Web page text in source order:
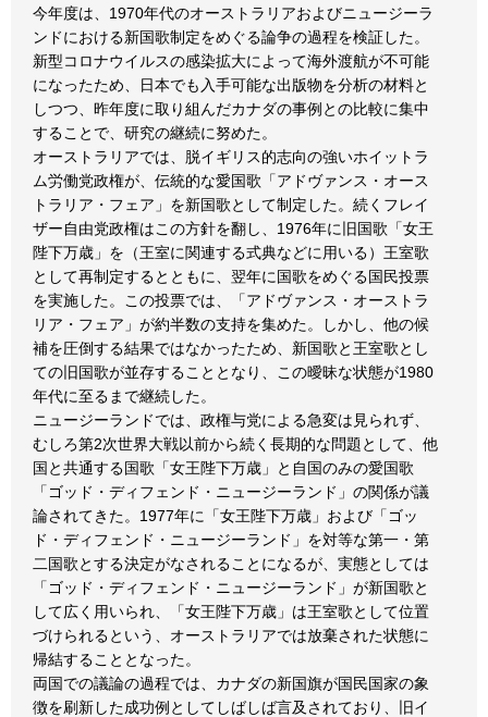
今年度は、1970年代のオーストラリアおよびニュージーラ
ンドにおける新国歌制定をめぐる論争の過程を検証した。
新型コロナウイルスの感染拡大によって海外渡航が不可能
になったため、日本でも入手可能な出版物を分析の材料と
しつつ、昨年度に取り組んだカナダの事例との比較に集中
することで、研究の継続に努めた。
オーストラリアでは、脱イギリス的志向の強いホイットラ
ム労働党政権が、伝統的な愛国歌「アドヴァンス・オース
トラリア・フェア」を新国歌として制定した。続くフレイ
ザー自由党政権はこの方針を翻し、1976年に旧国歌「女王
陛下万歳」を（王室に関連する式典などに用いる）王室歌
として再制定するとともに、翌年に国歌をめぐる国民投票
を実施した。この投票では、「アドヴァンス・オーストラ
リア・フェア」が約半数の支持を集めた。しかし、他の候
補を圧倒する結果ではなかったため、新国歌と王室歌とし
ての旧国歌が並存することとなり、この曖昧な状態が1980
年代に至るまで継続した。
ニュージーランドでは、政権与党による急変は見られず、
むしろ第2次世界大戦以前から続く長期的な問題として、他
国と共通する国歌「女王陛下万歳」と自国のみの愛国歌
「ゴッド・ディフェンド・ニュージーランド」の関係が議
論されてきた。1977年に「女王陛下万歳」および「ゴッ
ド・ディフェンド・ニュージーランド」を対等な第一・第
二国歌とする決定がなされることになるが、実態としては
「ゴッド・ディフェンド・ニュージーランド」が新国歌と
して広く用いられ、「女王陛下万歳」は王室歌として位置
づけられるという、オーストラリアでは放棄された状態に
帰結することとなった。
両国での議論の過程では、カナダの新国旗が国民国家の象
徴を刷新した成功例としてしばしば言及されており、旧イ